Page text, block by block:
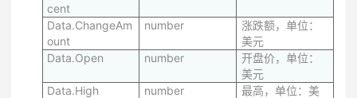
cent
Data.ChangeAm
ount
number
涨跌额，单位：
美元
Data.Open
number
开盘价，单位：
美元
Data.High
number
最高，单位：美